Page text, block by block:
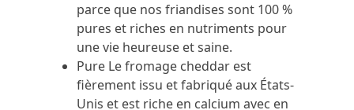
parce que nos friandises sont 100 %
pures et riches en nutriments pour
une vie heureuse et saine.
Pure Le fromage cheddar est
fièrement issu et fabriqué aux États-
Unis et est riche en calcium avec en